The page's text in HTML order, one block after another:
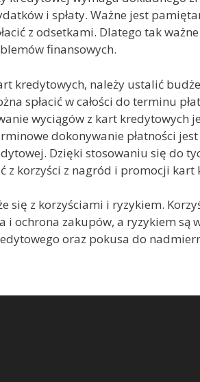
i spłaty. Ważne jest
z odsetkami. Dlatego tak
finansowych.
kredytowych, należy ustalić
spłacić w całości do terminu
wyciągów z kart kredytowych
dokonywanie płatności
Dzięki stosowaniu się do
z korzyści z nagród i promocji
się z korzyściami i ryzykiem.
ochrona zakupów, a ryzykiem są
oraz pokusa do